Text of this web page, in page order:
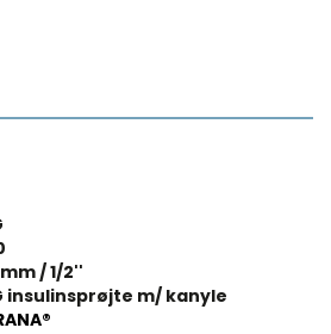
mm / 1/2''
insulinsprøjte m/ kanyle